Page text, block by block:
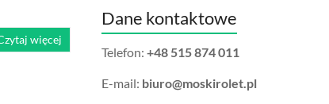
więcej
Dane kontaktowe
Telefon: +48 515 874 011
E-mail: biuro@moskirolet.pl